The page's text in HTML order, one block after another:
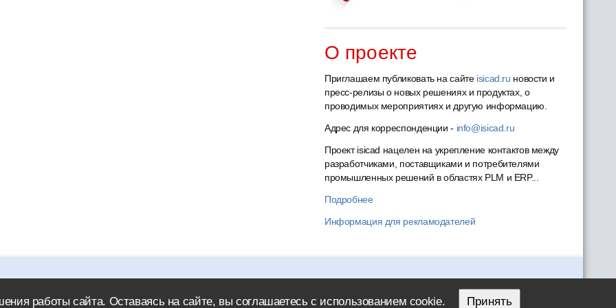
О проекте
Приглашаем публиковать на сайте isicad.ru новости и
пресс-релизы о новых решениях и продуктах, о
проводимых мероприятиях и другую информацию.
Адрес для корреспонденции - info@isicad.ru
Проект isicad нацелен на укрепление контактов между
разработчиками, поставщиками и потребителями
промышленных решений в областях PLM и ERP...
Подробнее
Информация для рекламодателей
работы сайта. Оставаясь на сайте, вы соглашаетесь с использованием cookie. Принять